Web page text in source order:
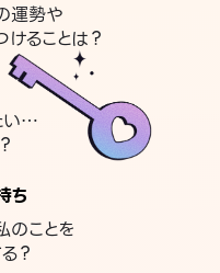
運勢や
けることは？
い…
ち
のことを
？